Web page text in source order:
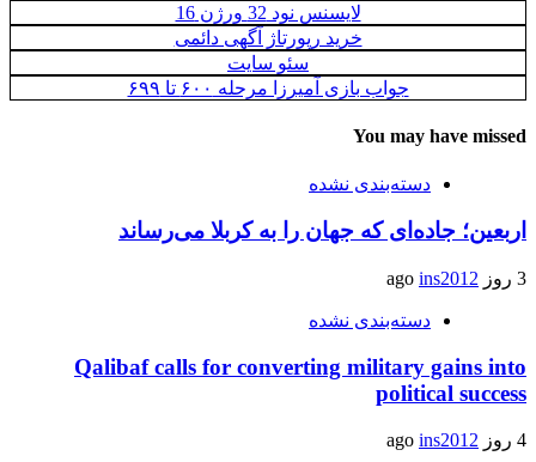
لایسنس نود 32 ورژن 16
خرید رپورتاژ آگهی دائمی
سئو سایت
جواب بازی آمیرزا مرحله ۶۰۰ تا ۶۹۹
You may have missed
دسته‌بندی نشده
اربعین؛ جاده‌ای که جهان را به کربلا می‌رساند
3 روز ago ins2012
دسته‌بندی نشده
Qalibaf calls for converting military gains into
political success
4 روز ago ins2012